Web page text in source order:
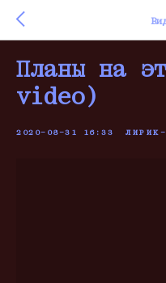
Планы на
video)
2020-08-31 16:33